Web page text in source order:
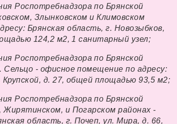
Роспотребнадзора по Брянской
Злынковском и Климовском
Брянская область, г. Новозыбков,
124,2 м2, 1 санитарный узел;
Роспотребнадзора по Брянской
Сельцо - офисное помещение по адресу:
д. 27, общей площадью 93,5 м2;
Роспотребнадзора по Брянской
Жирятинском, и Погарском районах -
область, г. Почеп, ул. Мира, д. 66,